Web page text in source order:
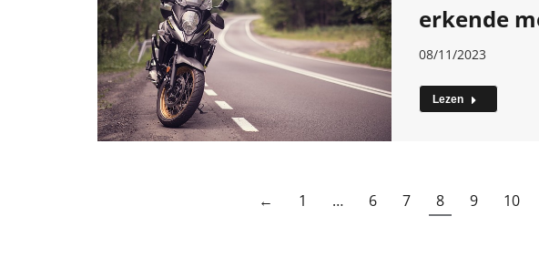
erkende
08/11/2023
Lezen
← 1 … 6 7 8 9 10